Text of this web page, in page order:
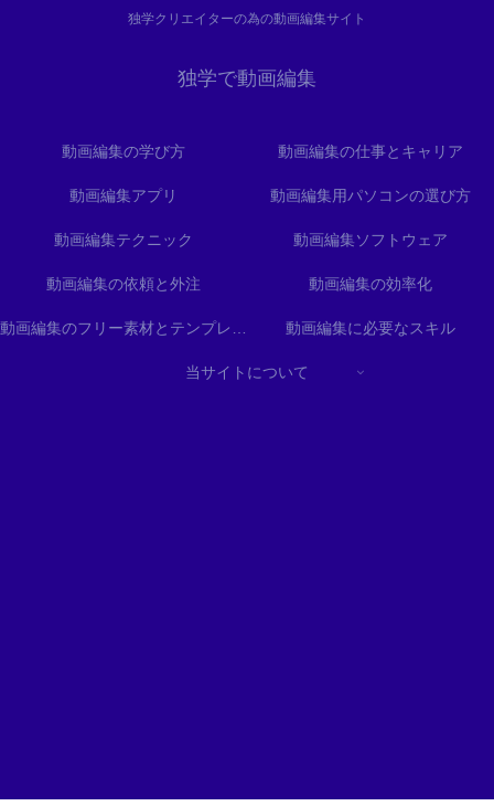
独学クリエイターの為の動画編集サイト
独学で動画編集
動画編集の学び方 動画編集の仕事とキャリア
動画編集アプリ 動画編集用パソコンの選び方
動画編集テクニック 動画編集ソフトウェア
動画編集の依頼と外注 動画編集の効率化
動画編集のフリー素材とテンプレート 動画編集に必要なスキル
当サイトについて